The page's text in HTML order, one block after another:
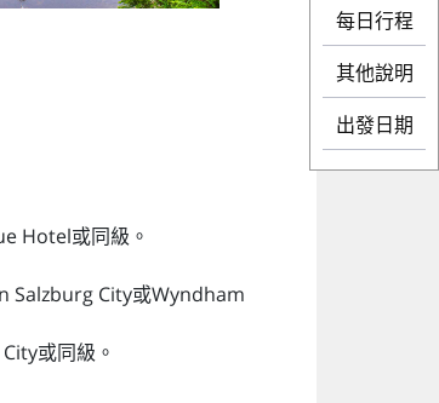
每日行程
其他說明
出發日期
Hotel或同級。
Salzburg City或Wyndham
或同級。